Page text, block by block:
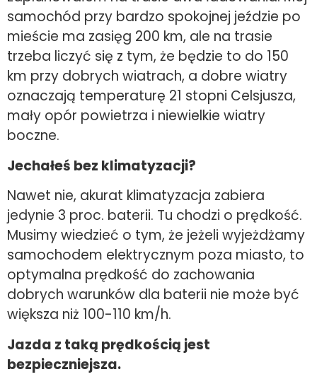
samochód przy bardzo spokojnej jeździe po
mieście ma zasięg 200 km, ale na trasie
trzeba liczyć się z tym, że będzie to do 150
km przy dobrych wiatrach, a dobre wiatry
oznaczają temperaturę 21 stopni Celsjusza,
mały opór powietrza i niewielkie wiatry
boczne.
Jechałeś bez klimatyzacji?
Nawet nie, akurat klimatyzacja zabiera
jedynie 3 proc. baterii. Tu chodzi o prędkość.
Musimy wiedzieć o tym, że jeżeli wyjeżdżamy
samochodem elektrycznym poza miasto, to
optymalna prędkość do zachowania
dobrych warunków dla baterii nie może być
większa niż 100-110 km/h.
Jazda z taką prędkością jest
bezpieczniejsza.